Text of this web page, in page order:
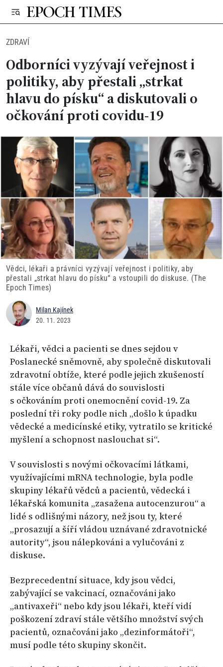
ZDRAVÍ
Odborníci vyzývají veřejnost i
politiky, aby přestali „strkat
hlavu do písku“ a diskutovali o
očkování proti covidu-19
Vědci, lékaři a právníci vyzývají veřejnost i politiky, aby
přestali „strkat hlavu do písku“ a vstoupili do diskuse. (The
Epoch Times)
Milan Kajínek
20. 11. 2023
Lékaři, vědci a pacienti se dnes sejdou v
Poslanecké sněmovně, aby společně diskutovali
zdravotní obtíže, které podle jejich zkušeností
stále více občanů dává do souvislosti
s očkováním proti onemocnění covid-19. Za
poslední tři roky podle nich „došlo k úpadku
vědecké a medicínské etiky, vytratilo se kritické
myšlení a schopnost naslouchat si“.
V souvislosti s novými očkovacími látkami,
využívajícími mRNA technologie, byla podle
skupiny lékařů vědců a pacientů, vědecká i
lékařská komunita „zasažena autocenzurou“ a
lidé s odlišnými názory, než jsou ty, které
„prosazují a šíří vládou uznávané zdravotnické
autority“, jsou nálepkováni a vylučováni z
diskuse.
Bezprecedentní situace, kdy jsou vědci,
zabývající se vakcinací, označováni jako
„antivaxeři“ nebo kdy jsou lékaři, kteří vidí
poškození zdraví stále většího množství svých
pacientů, označováni jako „dezinformátoři“,
musí podle této skupiny skončit.